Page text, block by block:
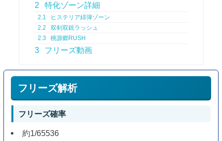
2 特化ゾーン詳細
2.1
ヒステリア緋弾ゾーン
2.2
双剣双銃ラッシュ
2.3
桃源郷RUSH
3 フリーズ動画
フリーズ解析
フリーズ確率
約1/65536